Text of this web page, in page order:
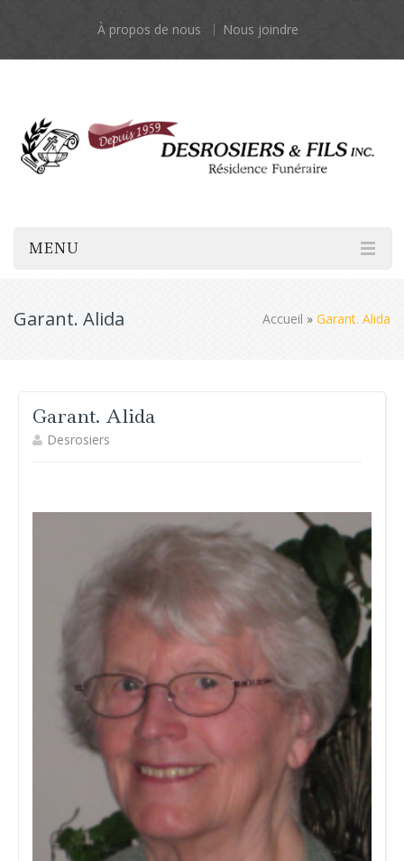
À propos de nous Nous joindre
MENU
Garant. Alida Accueil » Garant. Alida
Garant. Alida
Desrosiers